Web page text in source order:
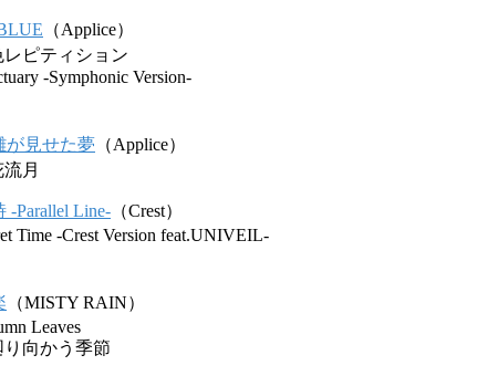
（Applice）
レピティション
-Symphonic Version-
が見せた夢 （Applice）
月
-Parallel Line- （Crest）
Time -Crest Version feat.UNIVEIL-
（MISTY RAIN）
Leaves
り向かう季節